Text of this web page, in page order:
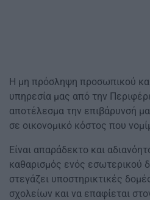
Η μη πρόσληψη προσωπικού
υπηρεσία μας από την
αποτέλεσμα την επιβάρυνσή
σε οικονομικό κόστος που
Είναι απαράδεκτο και
καθαρισμός ενός εσωτερικού
στεγάζει υποστηρικτικές
σχολείων και να επαφίεται